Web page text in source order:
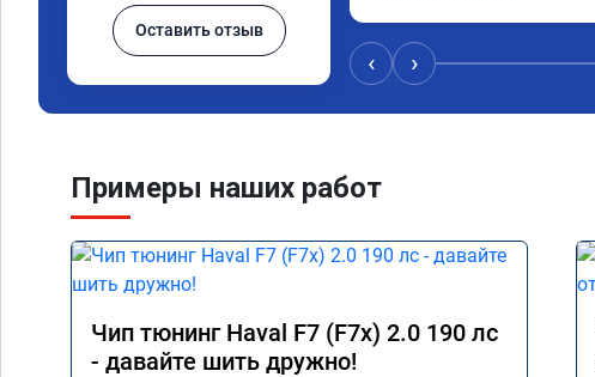
Оставить отзыв
‹ ›
Примеры наших работ
Чип тюнинг Haval F7 (F7x) 2.0 190 лс
- давайте шить дружно!